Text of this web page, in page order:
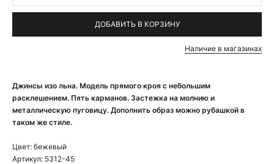
Джинсы изо льна. Модель прямого кроя с небольшим
расклешением. Пять карманов. Застежка на молнию и
металлическую пуговицу. Дополнить образ можно рубашкой в
таком же стиле.
Цвет: бежевый
Артикул: 5312-45
ДОБАВИТЬ В КОРЗИНУ
Наличие в магазинах